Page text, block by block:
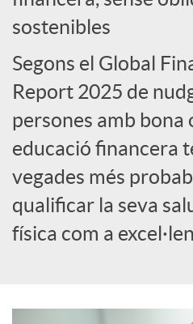
sostenibles
Segons el Global
Report 2025 de
persones amb bona
educació financera
vegades més
qualificar la seva
física com a